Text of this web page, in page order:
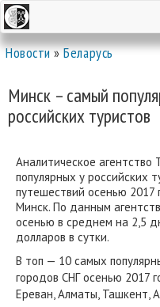
Новости»Беларусь
Минск – самый
российских туристов
Аналитическое агентство
популярных у российских
путешествий осенью 2017
Минск. По данным
осенью в среднем на 2,5
долларов в сутки.
В топ — 10 самых
городов СНГ осенью 2017
Ереван, Алматы, Ташкент,